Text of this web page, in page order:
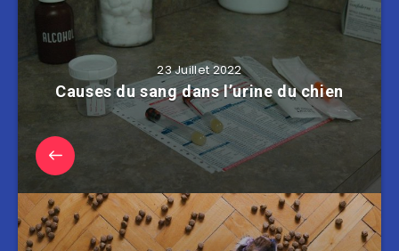
23 Juillet 2022
Causes du sang dans l’urine du chien